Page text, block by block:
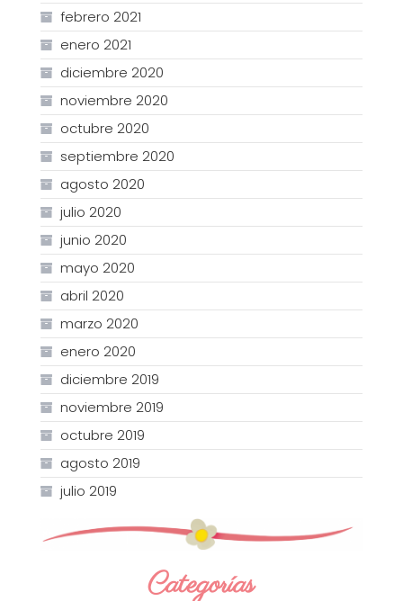
febrero 2021
enero 2021
diciembre 2020
noviembre 2020
octubre 2020
septiembre 2020
agosto 2020
julio 2020
junio 2020
mayo 2020
abril 2020
marzo 2020
enero 2020
diciembre 2019
noviembre 2019
octubre 2019
agosto 2019
julio 2019
Categorías